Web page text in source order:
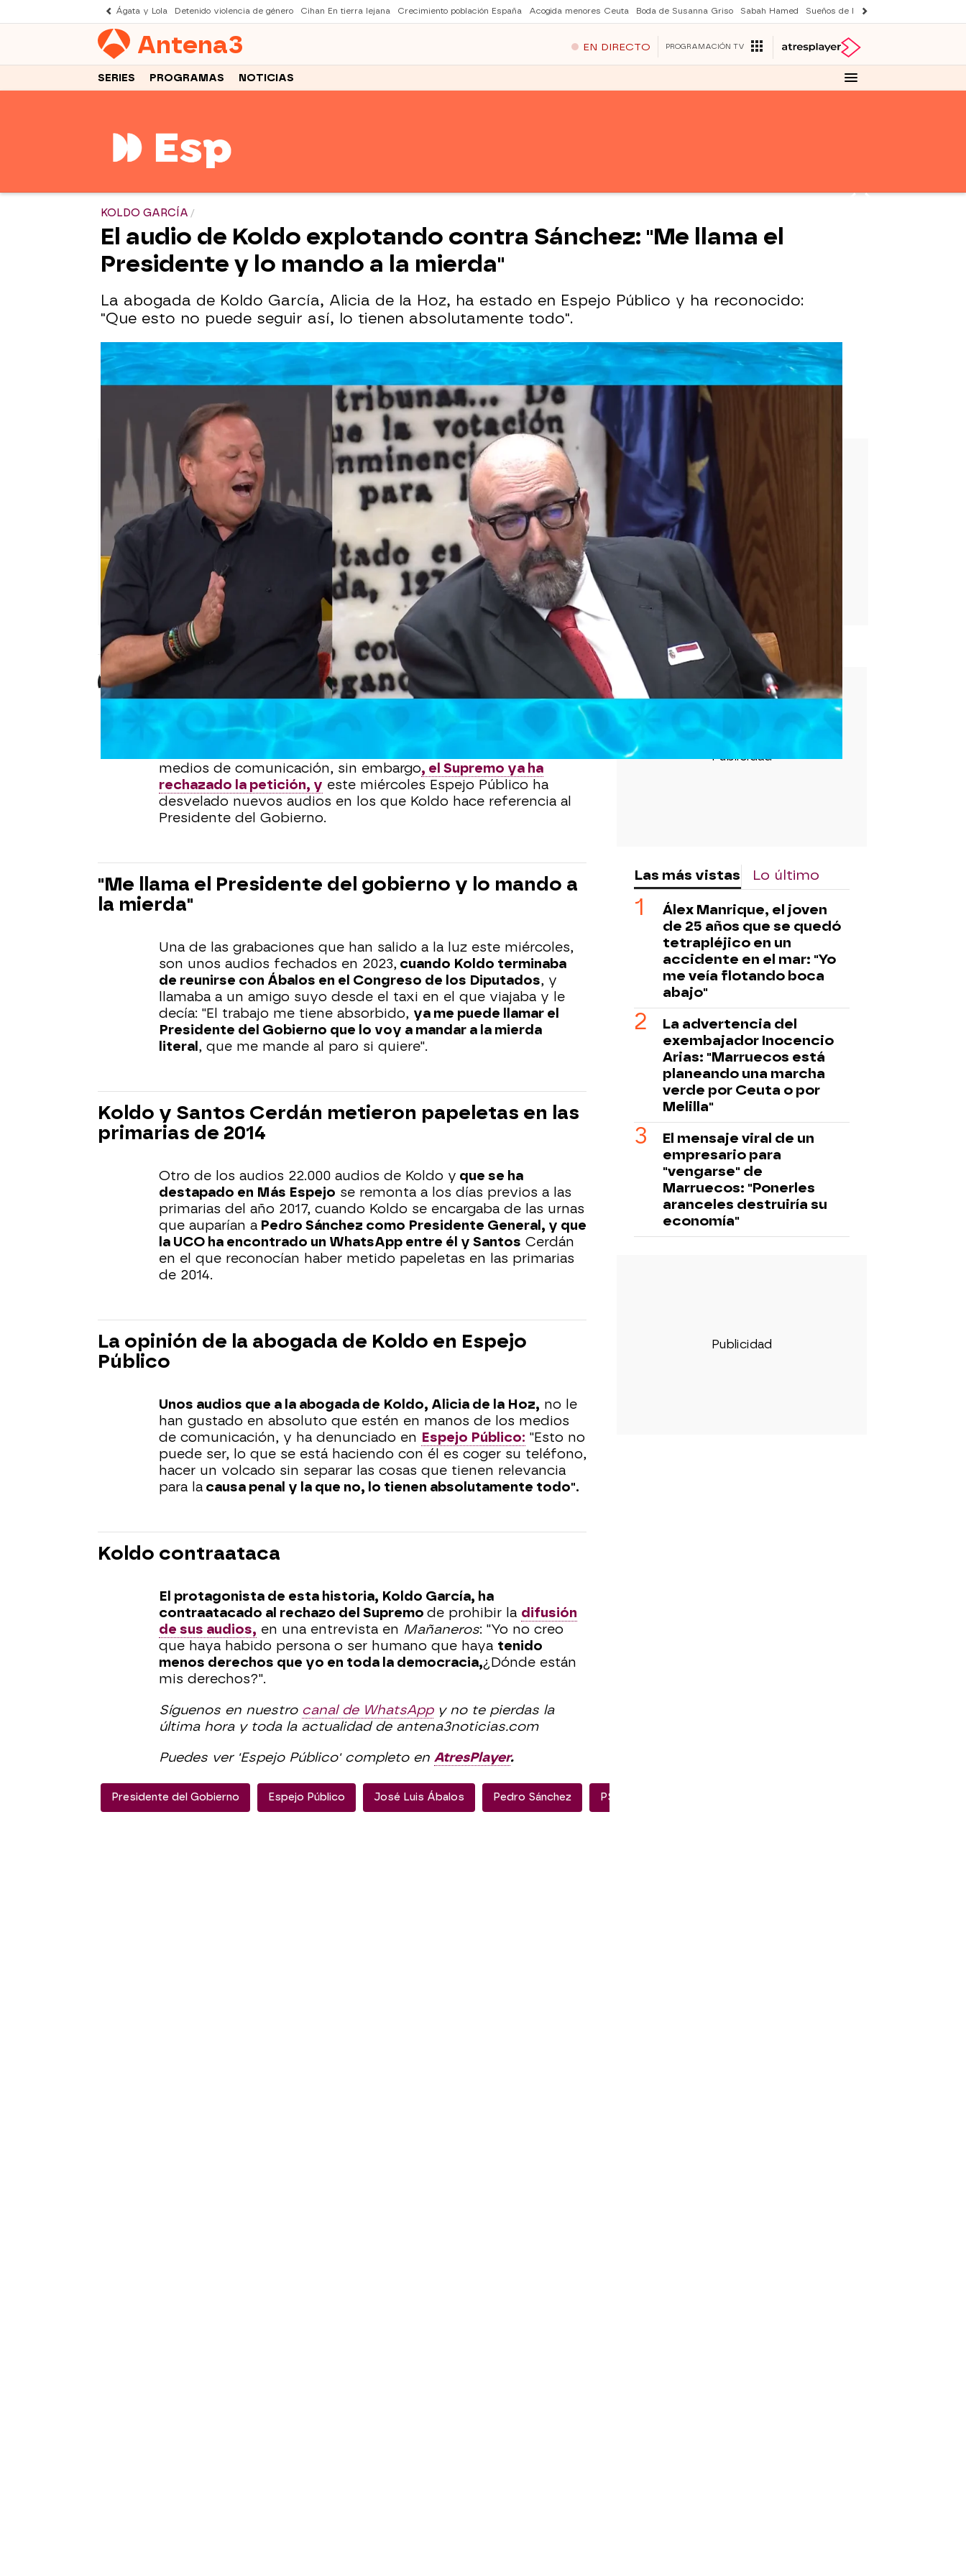
Ágata y Lola Detenido violencia de género Cihan En tierra lejana Crecimiento población España Acogida menores Ceuta Boda de Susanna Griso Sabah Hamed Sueños de libertad
Antena3 EN DIRECTO PROGRAMACIÓN TV
SERIES PROGRAMAS NOTICIAS
KOLDO GARCÍA
El audio de Koldo explotando contra Sánchez: "Me llama el
Presidente y lo mando a la mierda"
La abogada de Koldo García, Alicia de la Hoz, ha estado en Espejo Público y ha reconocido:
"Que esto no puede seguir así, lo tienen absolutamente todo".
El Supremo rechaza la petición de Koldo de prohibir la difusión de sus audios
Toni Bolaño, tras los nuevos audios de Koldo García: "En las conversaciones privadas yo no superaría la
Puedes ver la entrevista al completo, en ATRESPLAYER
Marta Alarcón
30 de julio de 2025, 12:35 WhatsappFacebook Flipboard
Koldo García ha pedido al Tribunal Supremo el "secuestro
medios de comunicación, sin embargo, el Supremo ya ha
rechazado la petición, y este miércoles Espejo Público ha
desvelado nuevos audios en los que Koldo hace referencia al
Presidente del Gobierno.
"Me llama el Presidente del gobierno y lo mando a
la mierda"
Una de las grabaciones que han salido a la luz este miércoles,
son unos audios fechados en 2023, cuando Koldo terminaba
de reunirse con Ábalos en el Congreso de los Diputados, y
llamaba a un amigo suyo desde el taxi en el que viajaba y le
decía: "El trabajo me tiene absorbido, ya me puede llamar el
Presidente del Gobierno que lo voy a mandar a la mierda
literal , que me mande al paro si quiere".
Koldo y Santos Cerdán metieron papeletas en las
primarias de 2014
Otro de los audios 22.000 audios de Koldo y que se ha
destapado en Más Espejo se remonta a los días previos a las
primarias del año 2017, cuando Koldo se encargaba de las urnas
que auparían a Pedro Sánchez como Presidente General, y que
la UCO ha encontrado un WhatsApp entre él y Santos Cerdán
en el que reconocían haber metido papeletas en las primarias
de 2014.
La opinión de la abogada de Koldo en Espejo
Público
Unos audios que a la abogada de Koldo, Alicia de la Hoz, no le
han gustado en absoluto que estén en manos de los medios
de comunicación, y ha denunciado en Espejo Público: "Esto no
puede ser, lo que se está haciendo con él es coger su teléfono,
hacer un volcado sin separar las cosas que tienen relevancia
para la causa penal y la que no, lo tienen absolutamente todo".
Koldo contraataca
El protagonista de esta historia, Koldo García, ha
contraatacado al rechazo del Supremo de prohibir la difusión
de sus audios, en una entrevista en Mañaneros: "Yo no creo
que haya habido persona o ser humano que haya tenido
menos derechos que yo en toda la democracia,¿Dónde están
mis derechos?".
Síguenos en nuestro canal de WhatsAppy no te pierdas la
última hora y toda la actualidad deantena3noticias.com
Puedes ver 'Espejo Público' completo en AtresPlayer.
Presidente del Gobierno Espejo Público José Luis Ábalos Pedro Sánchez PSOE
Las más vistas Lo último
Álex Manrique, el joven
de 25 años que se quedó
tetrapléjico en un
accidente en el mar: "Yo
me veía flotando boca
abajo"
La advertencia del
exembajador Inocencio
Arias: "Marruecos está
planeando una marcha
verde por Ceuta o por
Melilla"
El mensaje viral de un
empresario para
"vengarse" de
Marruecos: "Ponerles
aranceles destruiría su
economía"